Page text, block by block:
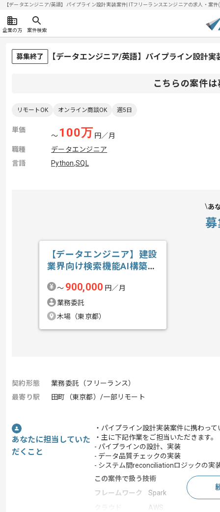
【データエンジニア/英語】パイプライン設計実装案件| ITフリーランスエンジニアの求人・案
企業の方 案件検索
募集終了 【データエンジニア/英語】パイプライン設計
こちらの案件
リモートOK オンライン商談OK 週5日
単価
〜 100万 円／月
職種
データエンジニア
言語
Python,SQL
あ
【データエンジニア】建設
業界向け検索機能AI構築の
〜 900,000 円／月
業務委託
木場（東京都）
契約形態
業務委託（フリーランス）
最寄り駅
田町（東京都）/一部リモート
あなたに担当していた
だくこと
・パイプライン設計実装案件に携わっ
・主に下記作業をご担当いただきます。
- パイプラインの設計、実装
- データ品質チェックの実装
- システム間reconciliationロジックの実
この案件で扱う技術
フレームワーク
Spark
AWS